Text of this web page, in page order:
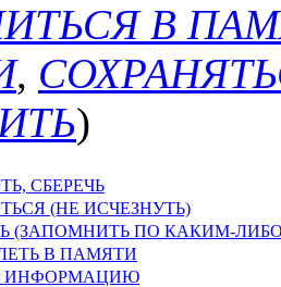
В
,
)
СБЕРЕЧЬ
(НЕ ИСЧЕЗНУТЬ)
(ЗАПОМНИТЬ ПО КАКИМ-
В ПАМЯТИ
ИНФОРМАЦИЮ